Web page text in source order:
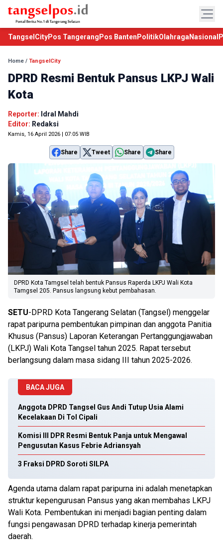
TangselCityPos Tangerang Pos Banten PolitikOlahraga Nasional
Home / TangselCity
DPRD Resmi Bentuk Pansus LKPJ Wali
Kota
Reporter: Idral Mahdi
Editor: Redaksi
Kamis, 16 April 2026 | 07:05 WIB
Share Tweet Share Share
DPRD Kota Tamgsel telah bentuk Pansus Raperda LKPJ Wali Kota
Tamgsel 205. Pansus langsung kebut pembahasan.
SETU-DPRD Kota Tangerang Selatan (Tangsel) menggelar
rapat paripurna pembentukan pimpinan dan anggota Panitia
Khusus (Pansus) Laporan Keterangan Pertanggungjawaban
(LKPJ) Wali Kota Tangsel tahun 2025. Rapat tersebut
berlangsung dalam masa sidang III tahun 2025-2026.
BACA JUGA
Anggota DPRD Tangsel Gus Andi Tutup Usia Alami
Kecelakaan Di Tol Cipali
Komisi III DPR Resmi Bentuk Panja untuk Mengawal
Pengusutan Kasus Febrie Adriansyah
3 Fraksi DPRD Soroti SILPA
Agenda utama dalam rapat paripurna ini adalah menetapkan
struktur kepengurusan Pansus yang akan membahas LKPJ
Wali Kota. Pembentukan ini menjadi bagian penting dalam
fungsi pengawasan DPRD terhadap kinerja pemerintah
daerah.